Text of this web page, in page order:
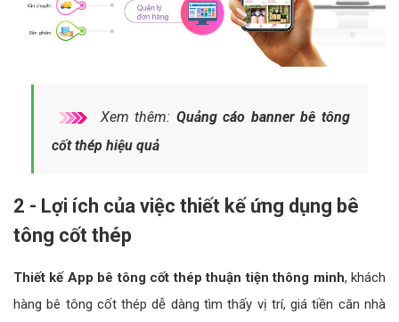
Xem thêm: Quảng cáo banner bê tông
cốt thép hiệu quả
2 - Lợi ích của việc thiết kế ứng dụng bê
tông cốt thép
Thiết kế App bê tông cốt thép thuận tiện thông minh, khách
hàng bê tông cốt thép dễ dàng tìm thấy vị trí, giá tiền căn nhà